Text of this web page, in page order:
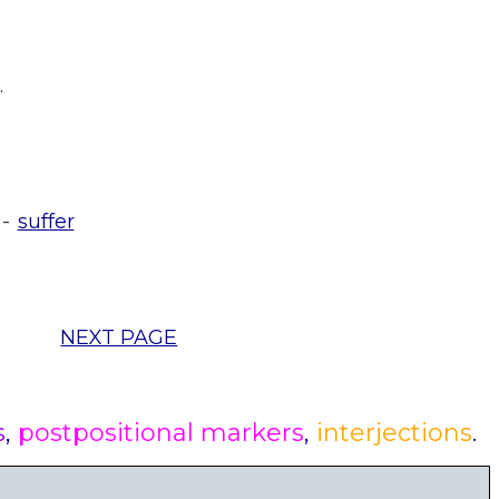
.
suffer
NEXT PAGE
, postpositional markers, interjections.